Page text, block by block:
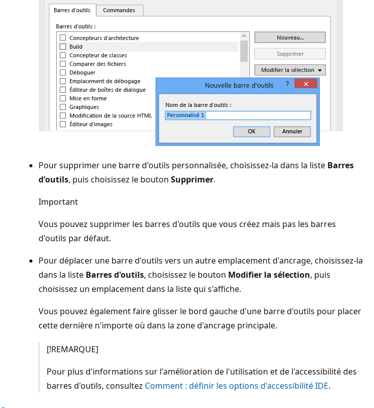
Pour supprimer une barre d'outils personnalisée, choisissez-la dans la liste Barres
d'outils, puis choisissez le bouton Supprimer.
Important
Vous pouvez supprimer les barres d'outils que vous créez mais pas les barres
d'outils par défaut.
Pour déplacer une barre d'outils vers un autre emplacement d'ancrage, choisissez-la
dans la liste Barres d'outils, choisissez le bouton Modifier la sélection, puis
choisissez un emplacement dans la liste qui s'affiche.
Vous pouvez également faire glisser le bord gauche d'une barre d'outils pour placer
cette dernière n'importe où dans la zone d'ancrage principale.
[!REMARQUE]
Pour plus d'informations sur l'amélioration de l'utilisation et de l'accessibilité des
barres d'outils, consultez Comment : définir les options d'accessibilité IDE.